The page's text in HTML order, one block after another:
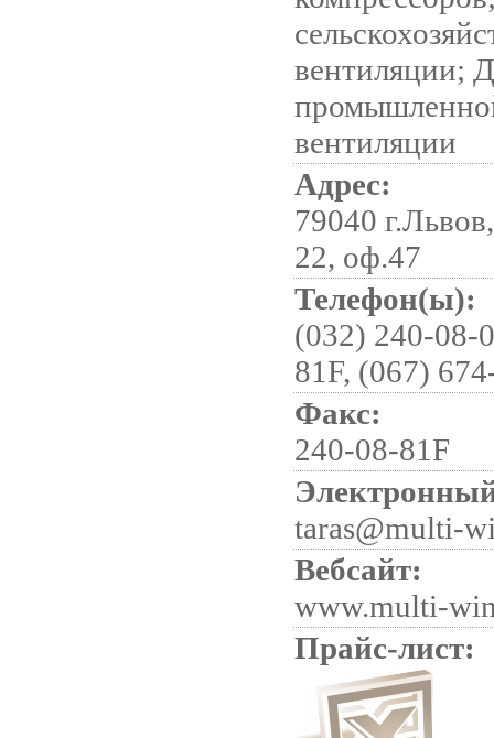
вентиляции;
вентиляции
Адрес:
79040
22, оф.47
Телефон(ы):
(032) 240-08-
81F, (067)
Факс:
240-08-81F
taras@multi-
Вебсайт:
www.multi-
Прайс-лист: